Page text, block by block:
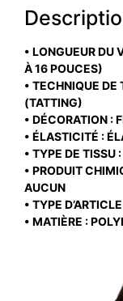
• LONGUEUR DU
À 16 POUCES)
• TECHNIQUE DE
(TATTING)
• DÉCORATION :
• ÉLASTICITÉ :
• TYPE DE TISSU
• PRODUIT
AUCUN
• TYPE
• MATIÈRE :